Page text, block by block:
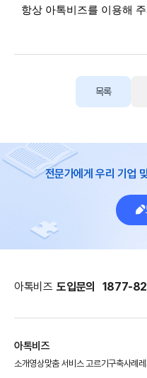
항상 아톡비즈를 이용해
목록
전문가에게 우리 기업
아톡비즈 도입문의 1877-
아톡비즈
소개영상맞춤 서비스 고르기구축사례